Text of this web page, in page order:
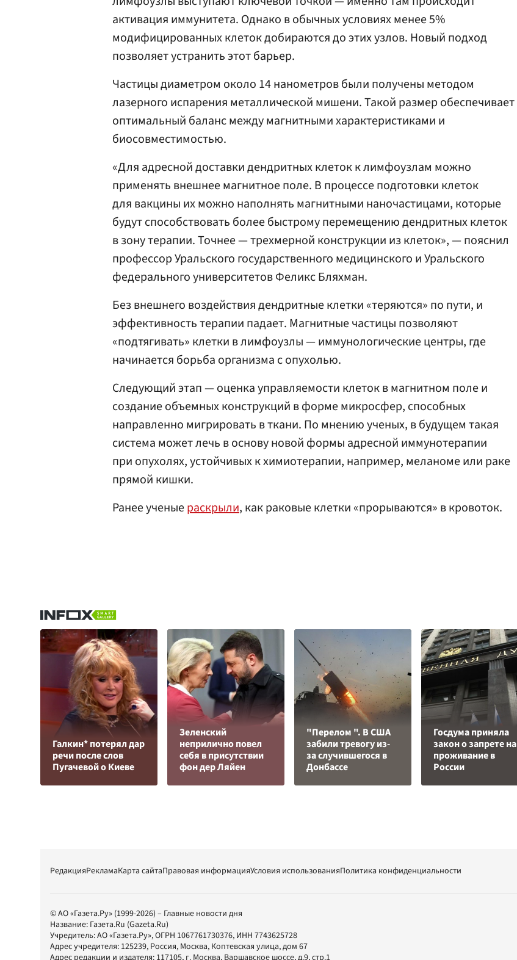
активация иммунитета. Однако в обычных условиях менее 5%
модифицированных клеток добираются до этих узлов. Новый подход
позволяет устранить этот барьер.
Частицы диаметром около 14 нанометров были получены методом
лазерного испарения металлической мишени. Такой размер обеспечивает
оптимальный баланс между магнитными характеристиками и
биосовместимостью.
«Для адресной доставки дендритных клеток к лимфоузлам можно
применять внешнее магнитное поле. В процессе подготовки клеток
для вакцины их можно наполнять магнитными наночастицами, которые
будут способствовать более быстрому перемещению дендритных клеток
в зону терапии. Точнее — трехмерной конструкции из клеток», — пояснил
профессор Уральского государственного медицинского и Уральского
федерального университетов Феликс Бляхман.
Без внешнего воздействия дендритные клетки «теряются» по пути, и
эффективность терапии падает. Магнитные частицы позволяют
«подтягивать» клетки в лимфоузлы — иммунологические центры, где
начинается борьба организма с опухолью.
Следующий этап — оценка управляемости клеток в магнитном поле и
создание объемных конструкций в форме микросфер, способных
направленно мигрировать в ткани. По мнению ученых, в будущем такая
система может лечь в основу новой формы адресной иммунотерапии
при опухолях, устойчивых к химиотерапии, например, меланоме или раке
прямой кишки.
Ранее ученыераскрыли, как раковые клетки «прорываются» в кровоток.
Галкин* потерял дар
речи после слов
Пугачевой о Киеве
Зеленский
неприлично повел
cебя в присутствии
фон дер Ляйен
"Перелом ". В США
забили тревогу из-
за случившегося в
Донбассе
Госдума приняла
закон о запрете на
проживание в
России
РедакцияРекламаКарта сайтаПравовая информацияУсловия использованияПолитика конфиденциальности
© АО «Газета.Ру» (1999-2026) – Главные новости дня
Название: Газета.Ru (Gazeta.Ru)
Учредитель:АО «Газета.Ру», ОГРН 1067761730376, ИНН 7743625728
Адрес учредителя: 125239, Россия, Москва, Коптевская улица, дом 67
Адрес редакции и издателя: 117105, г. Москва, Варшавское шоссе, д.9, стр.1